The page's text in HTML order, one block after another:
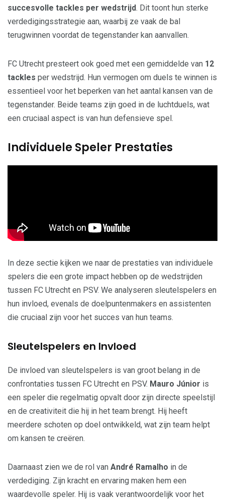
succesvolle tackles per wedstrijd. Dit toont hun sterke
verdedigingsstrategie aan, waarbij ze vaak de bal
terugwinnen voordat de tegenstander kan aanvallen.
FC Utrecht presteert ook goed met een gemiddelde van 12
tackles per wedstrijd. Hun vermogen om duels te winnen is
essentieel voor het beperken van het aantal kansen van de
tegenstander. Beide teams zijn goed in de luchtduels, wat
een cruciaal aspect is van hun defensieve spel.
Individuele Speler Prestaties
In deze sectie kijken we naar de prestaties van individuele
spelers die een grote impact hebben op de wedstrijden
tussen FC Utrecht en PSV. We analyseren sleutelspelers en
hun invloed, evenals de doelpuntenmakers en assistenten
die cruciaal zijn voor het succes van hun teams.
Sleutelspelers en Invloed
De invloed van sleutelspelers is van groot belang in de
confrontaties tussen FC Utrecht en PSV. Mauro Júnior is
een speler die regelmatig opvalt door zijn directe speelstijl
en de creativiteit die hij in het team brengt. Hij heeft
meerdere schoten op doel ontwikkeld, wat zijn team helpt
om kansen te creëren.
Daarnaast zien we de rol van André Ramalho in de
verdediging. Zijn kracht en ervaring maken hem een
waardevolle speler. Hij is vaak verantwoordelijk voor het